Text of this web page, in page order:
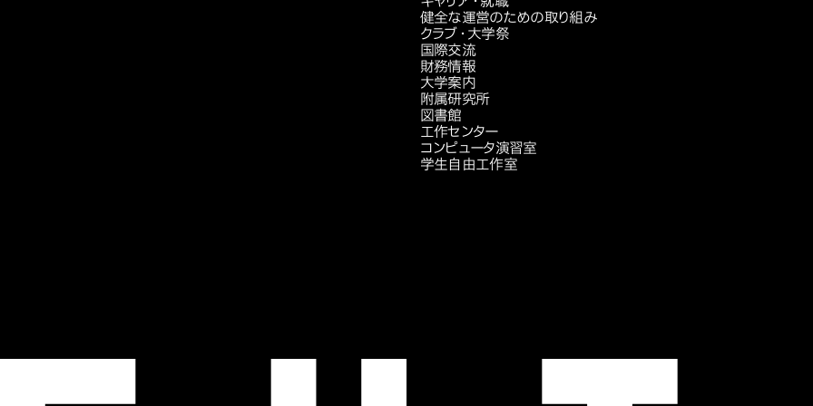
健全な運営のための取り組み
クラブ・大学祭
国際交流
財務情報
大学案内
附属研究所
図書館
工作センター
コンピュータ演習室
学生自由工作室